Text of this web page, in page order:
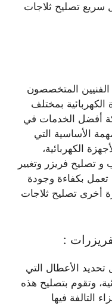
سريع تصليح ثلاجات
المتخصصون
بمختلف
أفضل الخدمات في
الأساسية التي
الكهربائية،
و تصليح فريزر وتغيير
تعمل بكفاءة وجودة
أخرى تصليح ثلاجات
:
الأعطال التي
وتقوم بتصليح هذه
التالفة فيها